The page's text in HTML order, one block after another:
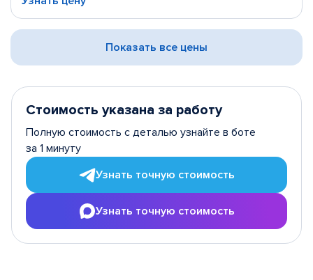
Показать все цены
Стоимость указана за работу
Полную стоимость с деталью узнайте в боте
за 1 минуту
Узнать точную стоимость
Узнать точную стоимость